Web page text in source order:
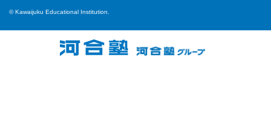
© Kawaijuku Educational Institution.